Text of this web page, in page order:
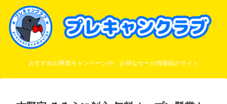
おすすめの懸賞キャンペーンや、お得なセール情報紹介サイト